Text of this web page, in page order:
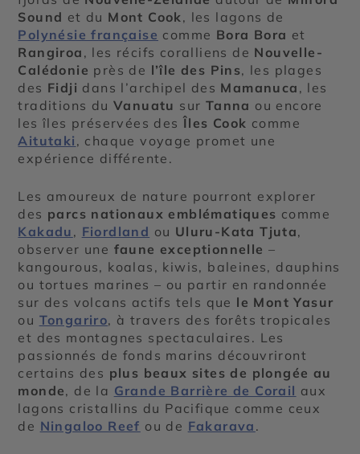
Sound et du Mont Cook , les lagons de
Polynésie française comme Bora Bora et
Rangiroa , les récifs coralliens de Nouvelle-
Calédonie près de l’île des Pins, les plages
des Fidji dans l’archipel des Mamanuca , les
traditions duVanuatu sur Tanna ou encore
les îles préservées desÎles Cook comme
Aitutaki , chaque voyage promet une
expérience différente.
Les amoureux de nature pourront explorer
des parcs nationaux emblématiques comme
Kakadu , Fiordland ou Uluru-Kata Tjuta,
observer une faune exceptionnelle –
kangourous, koalas, kiwis, baleines, dauphins
ou tortues marines – ou partir en randonnée
sur des volcans actifs tels que le Mont Yasur
ou Tongariro, à travers des forêts tropicales
et des montagnes spectaculaires. Les
passionnés de fonds marins découvriront
certains des plus beaux sites de plongée au
monde, de la Grande Barrière de Corail aux
lagons cristallins du Pacifique comme ceux
de Ningaloo Reef ou de Fakarava .